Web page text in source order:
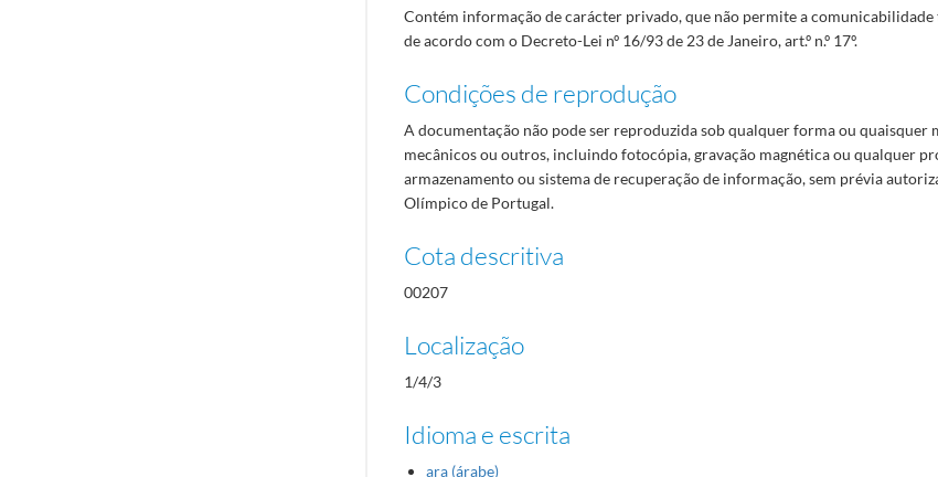
Contém informação de carácter privado, que não permite a
de acordo com o Decreto-Lei nº 16/93 de 23 de Janeiro, art.º n.º 17º.
Condições de reprodução
A documentação não pode ser reproduzida sob qualquer forma ou quaisquer
mecânicos ou outros, incluindo fotocópia, gravação magnética ou qualquer
armazenamento ou sistema de recuperação de informação, sem prévia
Olímpico de Portugal.
Cota descritiva
00207
Localização
1/4/3
Idioma e escrita
ara (árabe)